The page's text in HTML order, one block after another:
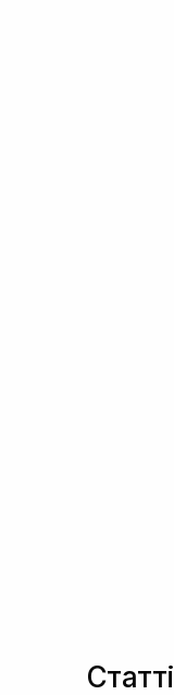
Статті